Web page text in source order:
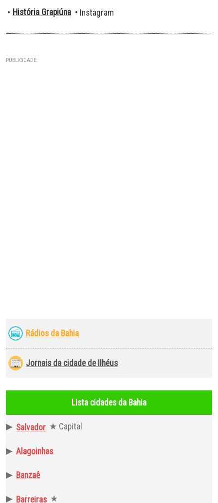
• História Grapiúna • Instagram
PUBLICIDADE:
Rádios da Bahia
Jornais da cidade de Ilhéus
Lista cidades da Bahia
▶ Salvador ★ Capital
▶ Alagoinhas
▶ Banzaê
▶ Barreiras ★